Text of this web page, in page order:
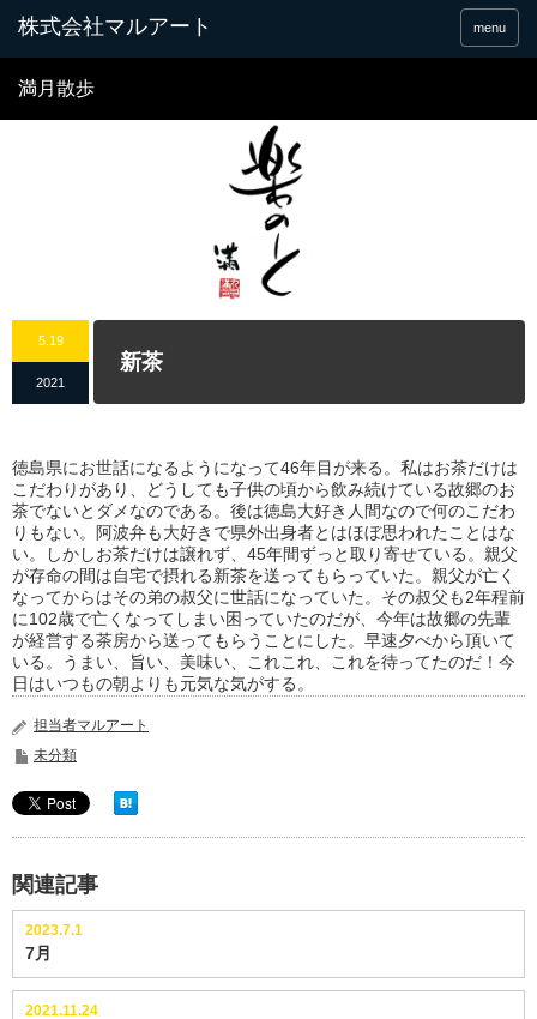
menu
満月散歩
5.19
2021
新茶
徳島県にお世話になるようになって46年目が来る。私はお茶だけは
こだわりがあり、どうしても子供の頃から飲み続けている故郷のお
茶でないとダメなのである。後は徳島大好き人間なので何のこだわ
りもない。阿波弁も大好きで県外出身者とはほぼ思われたことはな
い。しかしお茶だけは譲れず、45年間ずっと取り寄せている。親父
が存命の間は自宅で摂れる新茶を送ってもらっていた。親父が亡く
なってからはその弟の叔父に世話になっていた。その叔父も2年程前
に102歳で亡くなってしまい困っていたのだが、今年は故郷の先輩
が経営する茶房から送ってもらうことにした。早速夕べから頂いて
いる。うまい、旨い、美味い、これこれ、これを待ってたのだ！今
日はいつもの朝よりも元気な気がする。
担当者マルアート
未分類
関連記事
2023.7.1
7月
2021.11.24